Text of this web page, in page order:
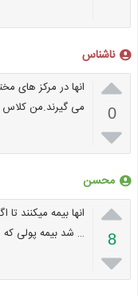
ناشناس

0

انها در مرکز های
می گیرند.من
محسن

8

انها بیمه میکنند
… شد بیمه پولی